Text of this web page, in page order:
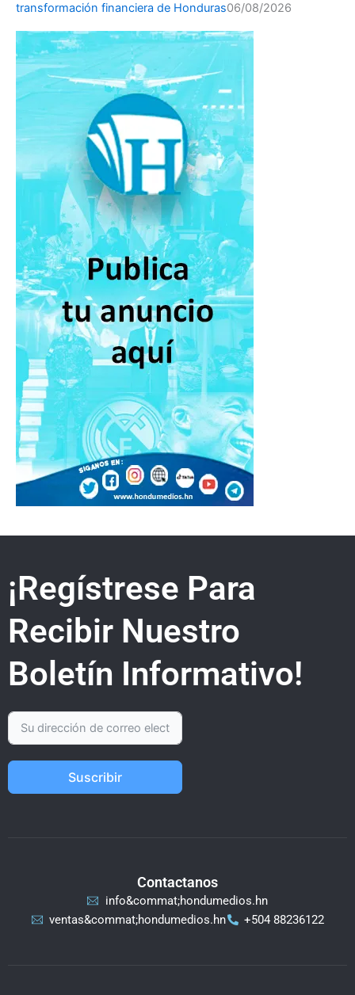
transformación financiera de Honduras06/08/2026
¡Regístrese Para
Recibir Nuestro
Boletín Informativo!
Suscribir
Contactanos
info&commat;hondumedios.hn
ventas&commat;hondumedios.hn
+504 88236122